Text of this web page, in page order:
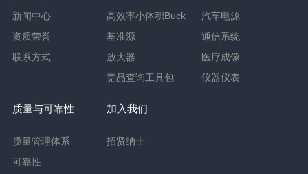
新闻中心
资质荣誉
联系方式
高效率小体积Buck
基准源
放大器
竞品查询工具包
汽车电源
通信系统
医疗成像
仪器仪表
质量与可靠性
质量管理体系
可靠性
加入我们
招贤纳士